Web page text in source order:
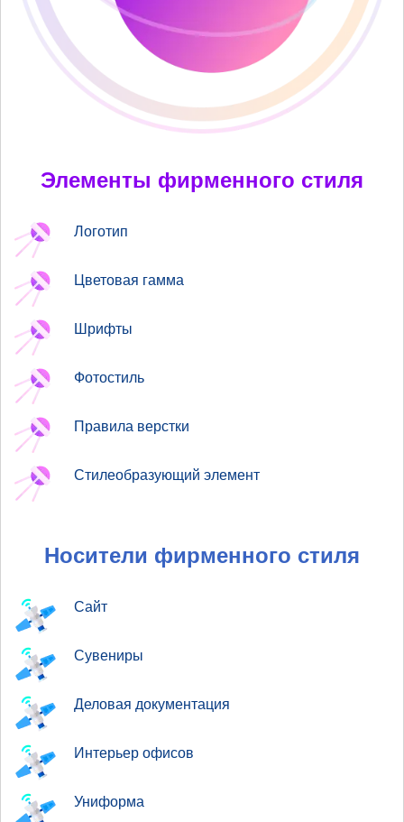
Элементы фирменного стиля
Логотип
Цветовая гамма
Шрифты
Фотостиль
Правила верстки
Стилеобразующий элемент
Носители фирменного стиля
Сайт
Сувениры
Деловая документация
Интерьер офисов
Униформа